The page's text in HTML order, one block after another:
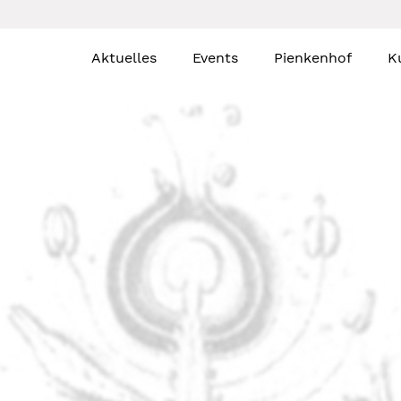
Aktuelles Events Pienkenhof